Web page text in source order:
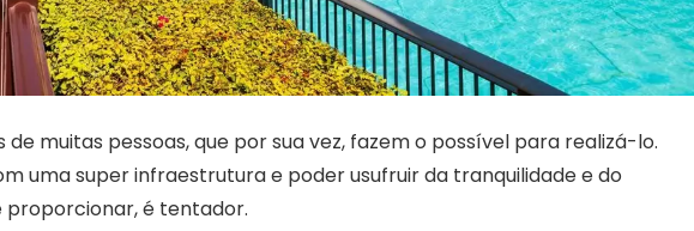
de muitas pessoas, que por sua vez, fazem o possível para realizá-lo.
uma super infraestrutura e poder usufruir da tranquilidade e do
proporcionar, é tentador.